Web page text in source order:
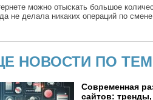
можно отыскать большое
не делала никаких операций по
НОВОСТИ ПО
Современная
сайтов: